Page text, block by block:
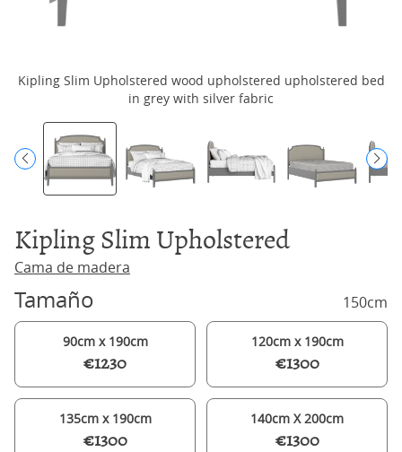
Kipling Slim Upholstered wood upholstered upholstered bed
in grey with silver fabric
Kipling Slim Upholstered
Cama de madera
Tamaño 150cm
90cm x 190cm
€1230
120cm x 190cm
€1300
135cm x 190cm
€1300
140cm X 200cm
€1300